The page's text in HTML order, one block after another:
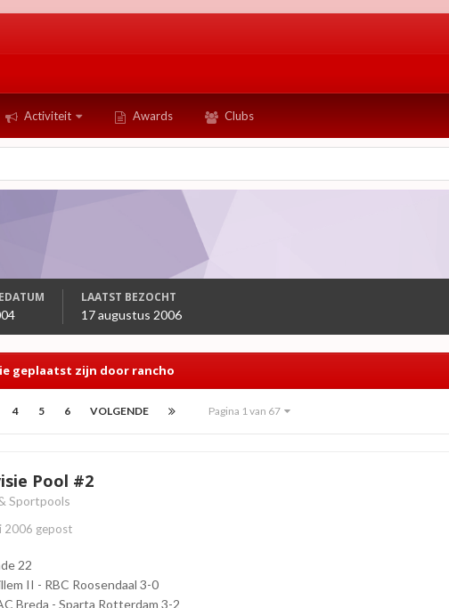
Activiteit Awards Clubs
LAATST BEZOCHT
17 augustus 2006
geplaatst zijn door rancho
4 5 6 VOLGENDE Pagina 1 van 67
Pool #2
Sportpools
2006 gepost
22
II - RBC Roosendaal 3-0
Breda - Sparta Rotterdam 3-2